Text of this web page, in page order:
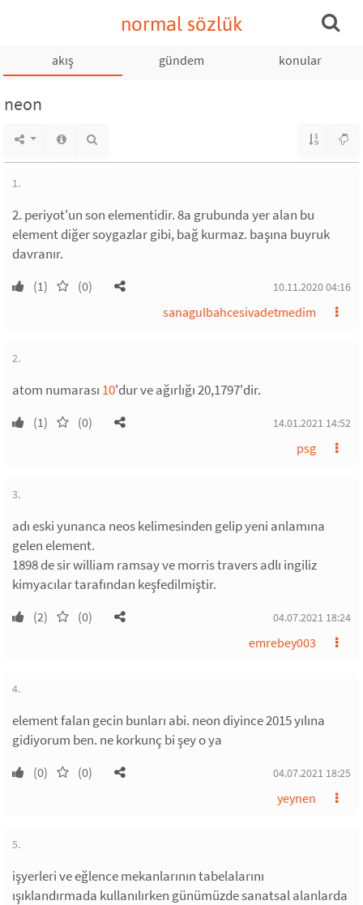
normal sözlük
akış gündem konular
neon
1.
2. periyot'un son elementidir. 8a grubunda yer alan bu
element diğer soygazlar gibi, bağ kurmaz. başına buyruk
davranır.
(1) (0) 10.11.2020 04:16
sanagulbahcesivadetmedim
2.
atom numarası 10'dur ve ağırlığı 20,1797'dir.
(1) (0) 14.01.2021 14:52
psg
3.
adı eski yunanca neos kelimesinden gelip yeni anlamına
gelen element.
1898 de sir william ramsay ve morris travers adlı ingiliz
kimyacılar tarafından keşfedilmiştir.
(2) (0) 04.07.2021 18:24
emrebey003
4.
element falan gecin bunları abi. neon diyince 2015 yılına
gidiyorum ben. ne korkunç bi şey o ya
(0) (0) 04.07.2021 18:25
yeynen
5.
işyerleri ve eğlence mekanlarının tabelalarını
ışıklandırmada kullanılırken günümüzde sanatsal alanlarda